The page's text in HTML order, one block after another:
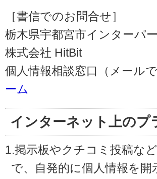
［書信でのお問合せ］
栃木県宇都宮市インターパ
株式会社 HitBit
個人情報相談窓口（メール
ーム
インターネット上のプ
1.掲示板やクチコミ投稿な
で、自発的に個人情報を